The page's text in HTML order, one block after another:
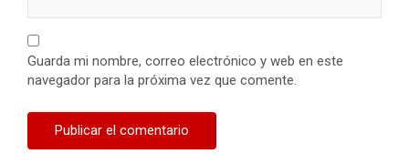
Guarda mi nombre, correo electrónico y web en este
navegador para la próxima vez que comente.